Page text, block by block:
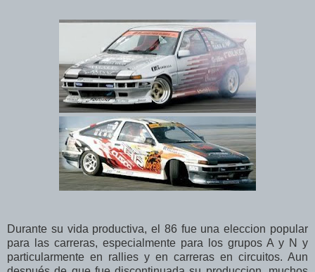
Durante su vida productiva, el 86 fue una eleccion popular
para las carreras, especialmente para los grupos A y N y
particularmente en rallies y en carreras en circuitos. Aun